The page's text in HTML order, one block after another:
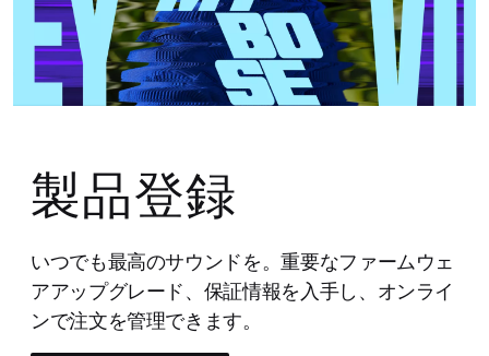
製品登録
いつでも最高のサウンドを。重要なファームウェ
アアップグレード、保証情報を入手し、オンライ
ンで注文を管理できます。